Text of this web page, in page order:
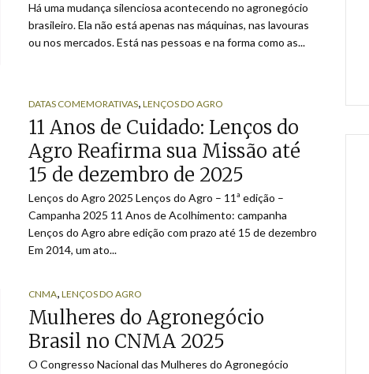
Há uma mudança silenciosa acontecendo no agronegócio
brasileiro. Ela não está apenas nas máquinas, nas lavouras
ou nos mercados. Está nas pessoas e na forma como as...
DATAS COMEMORATIVAS, LENÇOS DO AGRO
11 Anos de Cuidado: Lenços do
Agro Reafirma sua Missão até
15 de dezembro de 2025
Lenços do Agro 2025 Lenços do Agro – 11ª edição –
Campanha 2025 11 Anos de Acolhimento: campanha
Lenços do Agro abre edição com prazo até 15 de dezembro
Em 2014, um ato...
CNMA, LENÇOS DO AGRO
Mulheres do Agronegócio
Brasil no CNMA 2025
O Congresso Nacional das Mulheres do Agronegócio